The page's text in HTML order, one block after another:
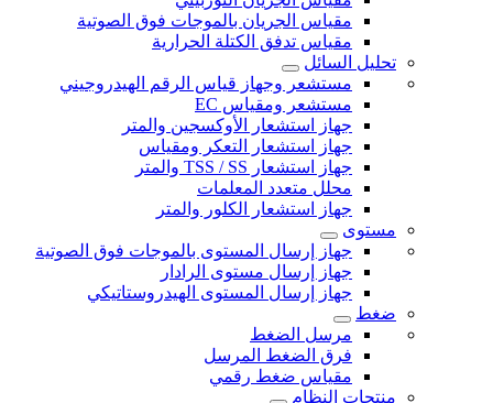
مقياس الجريان بالموجات فوق الصوتية
مقياس تدفق الكتلة الحرارية
تحليل السائل
مستشعر وجهاز قياس الرقم الهيدروجيني
مستشعر ومقياس EC
جهاز استشعار الأوكسجين والمتر
جهاز استشعار التعكر ومقياس
جهاز استشعار TSS / SS والمتر
محلل متعدد المعلمات
جهاز استشعار الكلور والمتر
مستوى
جهاز إرسال المستوى بالموجات فوق الصوتية
جهاز إرسال مستوى الرادار
جهاز إرسال المستوى الهيدروستاتيكي
ضغط
مرسل الضغط
فرق الضغط المرسل
مقياس ضغط رقمي
منتجات النظام